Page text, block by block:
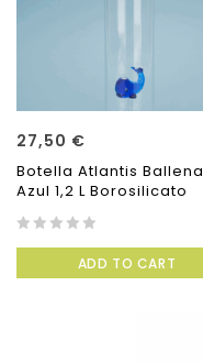
27,50 €
Botella Atlantis Ballena
Azul 1,2 L Borosilicato
of
ADD TO CART